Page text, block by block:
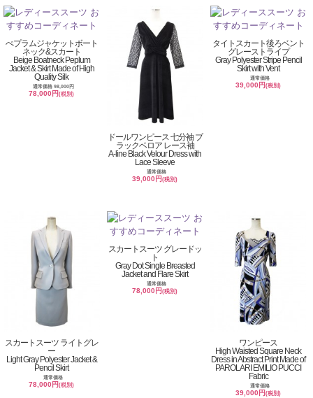
ぺプラムジャケットボート
ネック&スカート
Beige Boatneck Peplum
Jacket & Skirt Made of High
Quality Silk
通常価格 98,000円
78,000円(税別)
ドールワンピース 七分袖 ブ
ラックベロア レース袖
A-line Black Velour Dress with
Lace Sleeve
通常価格
39,000円(税別)
タイトスカート後ろベント
グレーストライプ
Gray Polyester Stripe Pencil
Skirt with Vent
通常価格
39,000円(税別)
スカートスーツ ライトグレ
ー
Light Gray Polyester Jacket &
Pencil Skirt
通常価格
78,000円(税別)
スカートスーツ グレードッ
ト
Gray Dot Single Breasted
Jacket and Flare Skirt
通常価格
78,000円(税別)
ワンピース
High Waisted Square Neck
Dress in Abstract Print Made of
PAROLARI EMILIO PUCCI
Fabric
通常価格
39,000円(税別)